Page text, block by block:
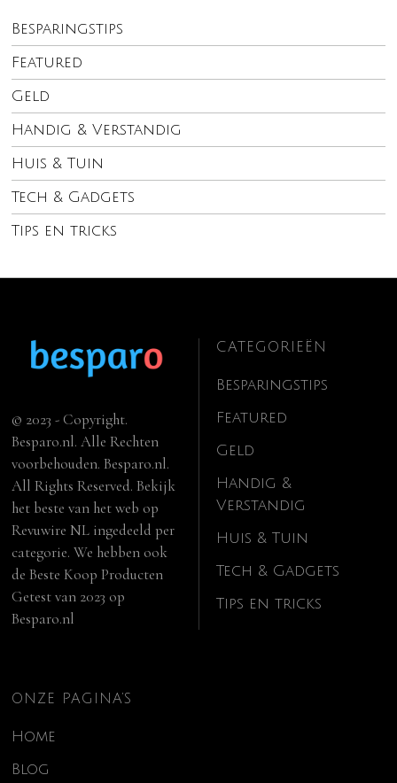
Besparingstips
Featured
Geld
Handig & Verstandig
Huis & Tuin
Tech & Gadgets
Tips en tricks
© 2023 - Copyright.
Besparo.nl. Alle Rechten
voorbehouden. Besparo.nl.
All Rights Reserved. Bekijk
het beste van het web op
Revuwire NL ingedeeld per
categorie. We hebben ook
deBeste Koop Producten
Getest van 2023 op
Besparo.nl
CATEGORIEËN
Besparingstips
Featured
Geld
Handig &
Verstandig
Huis & Tuin
Tech & Gadgets
Tips en tricks
ONZE PAGINA’S
Home
Blog